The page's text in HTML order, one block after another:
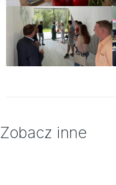
Zobacz inne